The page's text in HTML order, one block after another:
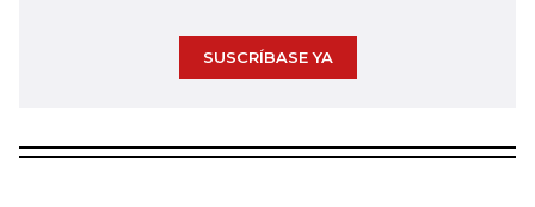
SUSCRÍBASE YA